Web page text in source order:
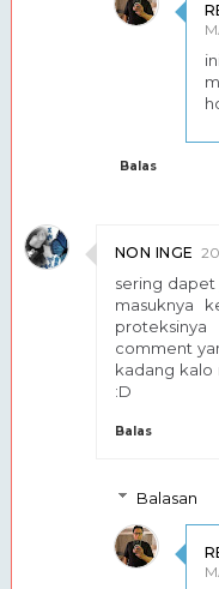
Balas
NON INGE
sering
masuknya
comment
kadang kalo
:D
Balas
Balasan